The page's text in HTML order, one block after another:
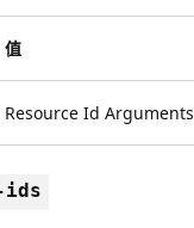
值
Resource Id Arguments
ids